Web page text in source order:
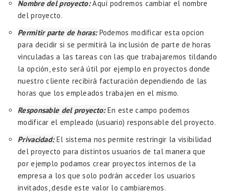
Nombre del proyecto:Aquí podremos cambiar el nombre
del proyecto.
Permitir parte de horas:Podemos modificar esta opcion
para decidir si se permitirá la inclusión de parte de horas
vinculadas a las tareas con las que trabajaremos tildando
la opción, esto será útil por ejemplo en proyectos donde
nuestro cliente recibirá facturación dependiendo de las
horas que los empleados trabajen en el mismo.
Responsable del proyecto:En este campo podemos
modificar el empleado (usuario) responsable del proyecto.
Privacidad:El sistema nos permite restringir la visibilidad
del proyecto para distintos usuarios de tal manera que
por ejemplo podamos crear proyectos internos de la
empresa a los que solo podrán acceder los usuarios
invitados, desde este valor lo cambiaremos.